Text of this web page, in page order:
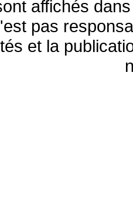
affichés
pas
et la